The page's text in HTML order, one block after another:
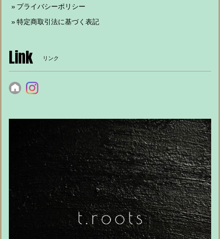
プライバシーポリシー
特定商取引法に基づく表記
Link リンク